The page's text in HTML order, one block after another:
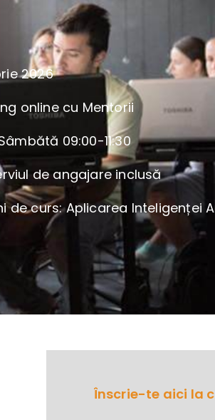
2026
online cu Mentorii
09:00-11:30
de angajare inclusă
de curs: Aplicarea Inteligenței
Înscrie-te aici la